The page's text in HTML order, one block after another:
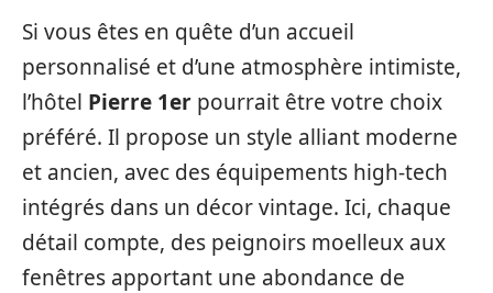
Si vous êtes en quête d’un accueil
personnalisé et d’une atmosphère intimiste,
l’hôtel Pierre 1er pourrait être votre choix
préféré. Il propose un style alliant moderne
et ancien, avec des équipements high-tech
intégrés dans un décor vintage. Ici, chaque
détail compte, des peignoirs moelleux aux
fenêtres apportant une abondance de